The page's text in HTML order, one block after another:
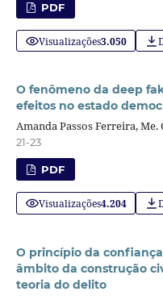
PDF
Visualizações3.050
O fenômeno da deep
efeitos no estado
Amanda Passos Ferreira,
21-23
PDF
Visualizações4.204
O princípio da
âmbito da construção
teoria do delito